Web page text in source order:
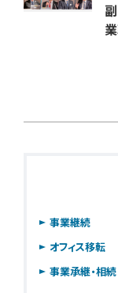
事業継続
オフィス移転
事業承継・相続